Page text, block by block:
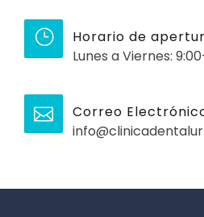
Horario de
Lunes a Viernes:
Correo